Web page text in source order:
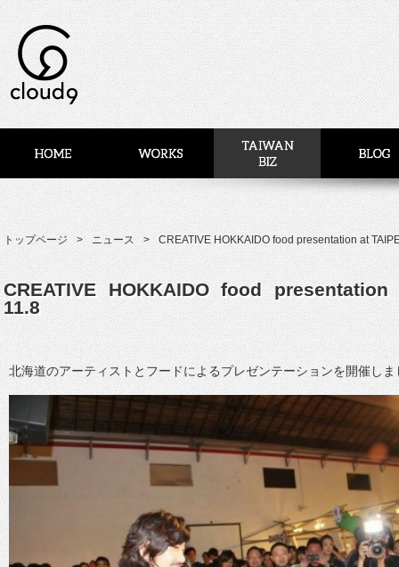
トップページ ニュース CREATIVE HOKKAIDO food presentation at
CREATIVE HOKKAIDO food
11.8
北海道のアーティストとフードによるプレゼンテーションを開催しま